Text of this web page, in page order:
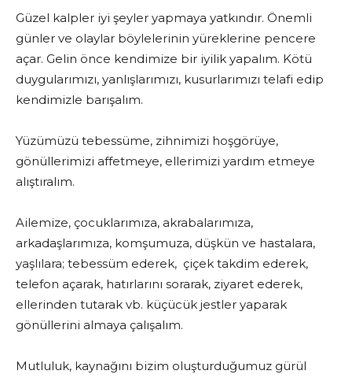
Güzel kalpler iyi şeyler yapmaya yatkındır. Önemli
günler ve olaylar böylelerinin yüreklerine pencere
açar. Gelin önce kendimize bir iyilik yapalım. Kötü
duygularımızı, yanlışlarımızı, kusurlarımızı telafi edip
kendimizle barışalım.
Yüzümüzü tebessüme, zihnimizi hoşgörüye,
gönüllerimizi affetmeye, ellerimizi yardım etmeye
alıştıralım.
Ailemize, çocuklarımıza, akrabalarımıza,
arkadaşlarımıza, komşumuza, düşkün ve hastalara,
yaşlılara; tebessüm ederek, çiçek takdim ederek,
telefon açarak, hatırlarını sorarak, ziyaret ederek,
ellerinden tutarak vb. küçücük jestler yaparak
gönüllerini almaya çalışalım.
Mutluluk, kaynağını bizim oluşturduğumuz gürül